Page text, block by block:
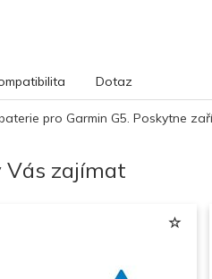
Dotaz
pro Garmin G5. Poskytne
Vás zajímat